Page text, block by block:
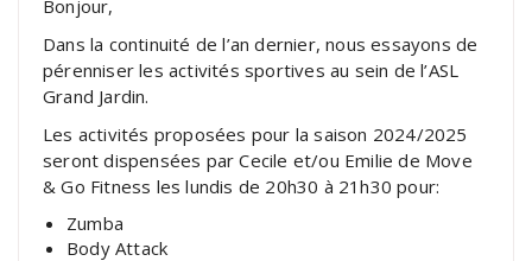
Bonjour,
Dans la continuité de l’an dernier, nous essayons de
pérenniser les activités sportives au sein de l’ASL
Grand Jardin.
Les activités proposées pour la saison 2024/2025
seront dispensées par Cecile et/ou Emilie de Move
& Go Fitness les lundis de 20h30 à 21h30 pour:
Zumba
Body Attack